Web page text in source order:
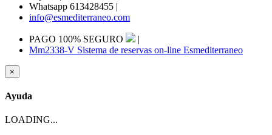
Whatsapp 613428455 |
info@esmediterraneo.com
PAGO 100% SEGURO
|
Mm2338-V Sistema de reservas on-line Esmediterraneo
×
Ayuda
LOADING...